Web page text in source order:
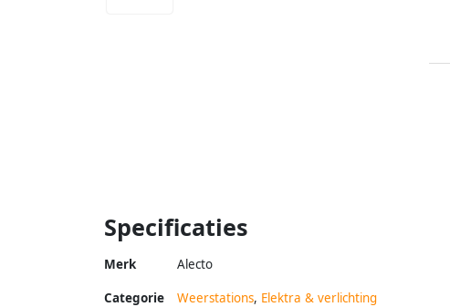
Specificaties
Merk Alecto
Categorie Weerstations, Elektra & verlichting